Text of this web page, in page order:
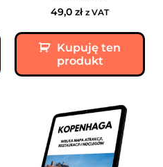
49,0 zł z VAT
Kupuję ten
produkt